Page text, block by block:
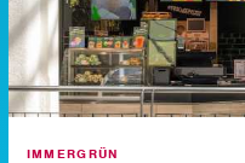
IMMERGRÜN